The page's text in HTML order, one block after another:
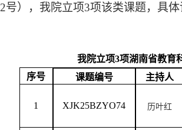
2号），我院立项3项该类课题，具
我院立项3项湖南省教育
序号
课题编号 主持人
1 XJK25BZYO74 历叶红